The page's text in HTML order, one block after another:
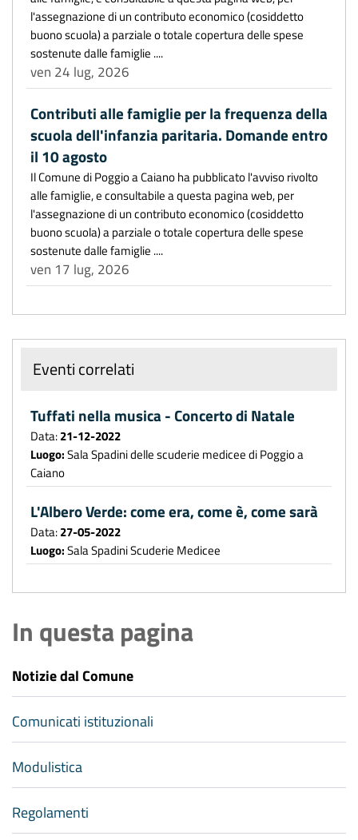
l'assegnazione di un contributo economico (cosiddetto
buono scuola) a parziale o totale copertura delle spese
sostenute dalle famiglie ....
ven 24 lug, 2026
Contributi alle famiglie per la frequenza della
scuola dell'infanzia paritaria. Domande entro
il 10 agosto
Il Comune di Poggio a Caiano ha pubblicato l'avviso rivolto
alle famiglie, e consultabile a questa pagina web, per
l'assegnazione di un contributo economico (cosiddetto
buono scuola) a parziale o totale copertura delle spese
sostenute dalle famiglie ....
ven 17 lug, 2026
Eventi correlati
Tuffati nella musica - Concerto di Natale
Data:21-12-2022
Luogo:Sala Spadini delle scuderie medicee di Poggio a
Caiano
L'Albero Verde: come era, come è, come sarà
Data:27-05-2022
Luogo:Sala Spadini Scuderie Medicee
In questa pagina
Notizie dal Comune
Comunicati istituzionali
Modulistica
Regolamenti